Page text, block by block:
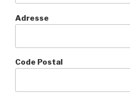
Adresse
Code Postal